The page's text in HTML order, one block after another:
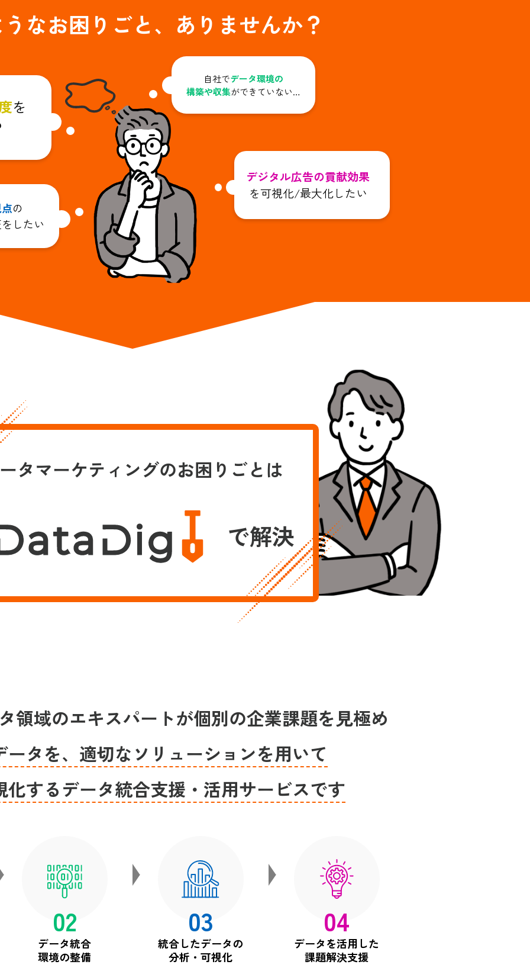
なお困りごと、 ありませんか？
を
自社でデータ環境の
構築や収集ができていない…
の
したい
デジタル広告の貢献効果
を可視化/最大化したい
タマーケティングのお困りごとは
で解決
領域のエキスパートが個別の企業課題を見極め
ータを、適切なソリューションを用いて
化するデータ統合支援・活用サービスです
02
データ統合
環境の整備
03
統合したデータの
分析・可視化
04
データを活用した
課題解決支援